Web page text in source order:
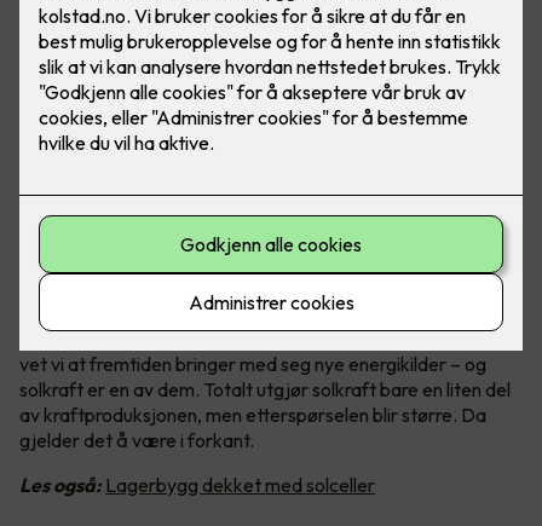
næringsbygg, kan bedriften din bli helt eller delvis
uavhengig av strømprodusenter!
Vær i forkant, det lønner seg
I Norge er vann vår hovedkilde til fornybar energi. Samtidig
vet vi at fremtiden bringer med seg nye energikilder – og
solkraft er en av dem. Totalt utgjør solkraft bare en liten del
av kraftproduksjonen, men etterspørselen blir større. Da
gjelder det å være i forkant.
Les også: Lagerbygg dekket med solceller